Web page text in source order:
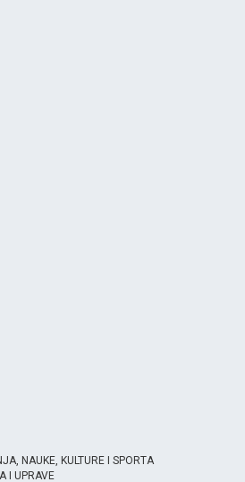
NAUKE, KULTURE I SPORTA
I UPRAVE